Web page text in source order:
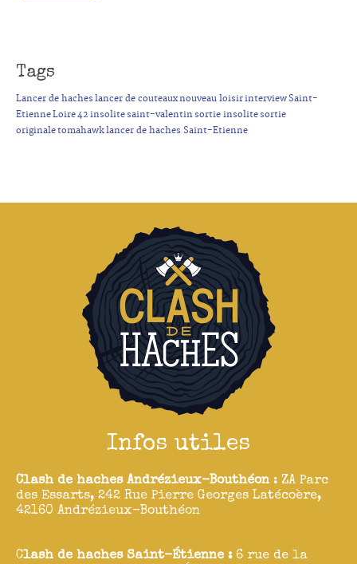
Tags
Lancer de haches lancer de couteauxnouveau loisirinterviewSaint-
EtienneLoire42 insolite saint-valentin sortie insolite sortie
originaletomahawklancer de haches Saint-Etienne
Infos utiles
Clash de haches Andrézieux-Bouthéon : ZA Parc
des Essarts, 242 Rue Pierre Georges Latécoère,
42160 Andrézieux-Bouthéon
Clash de haches Saint-Étienne : 6 rue de la